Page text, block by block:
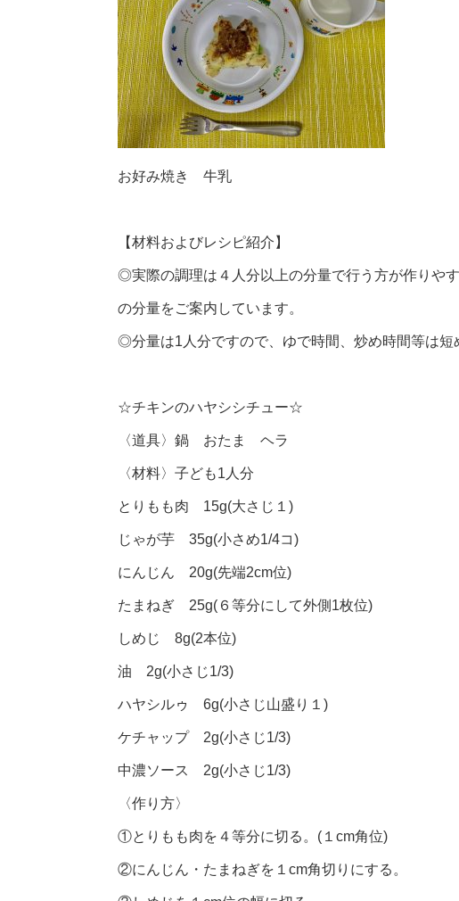
お好み焼き 牛乳
【材料およびレシピ紹介】
◎実際の調理は４人分以上の分量で行う方が作りや
の分量をご案内しています。
◎分量は1人分ですので、ゆで時間、炒め時間等は短
☆チキンのハヤシシチュー☆
〈道具〉鍋 おたま ヘラ
〈材料〉子ども1人分
とりもも肉 15g(大さじ１)
じゃが芋 35g(小さめ1/4コ)
にんじん 20g(先端2cm位)
たまねぎ 25g(６等分にして外側1枚位)
しめじ 8g(2本位)
油 2g(小さじ1/3)
ハヤシルゥ 6g(小さじ山盛り１)
ケチャップ 2g(小さじ1/3)
中濃ソース 2g(小さじ1/3)
〈作り方〉
①とりもも肉を４等分に切る。(１cm角位)
②にんじん・たまねぎを１cm角切りにする。